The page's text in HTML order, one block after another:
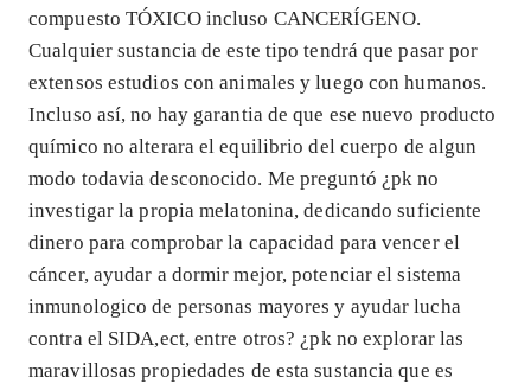
compuesto TÓXICO incluso CANCERÍGENO.
Cualquier sustancia de este tipo tendrá que pasar por
extensos estudios con animales y luego con humanos.
Incluso así, no hay garantia de que ese nuevo producto
químico no alterara el equilibrio del cuerpo de algun
modo todavia desconocido. Me preguntó ¿pk no
investigar la propia melatonina, dedicando suficiente
dinero para comprobar la capacidad para vencer el
cáncer, ayudar a dormir mejor, potenciar el sistema
inmunologico de personas mayores y ayudar lucha
contra el SIDA,ect, entre otros? ¿pk no explorar las
maravillosas propiedades de esta sustancia que es